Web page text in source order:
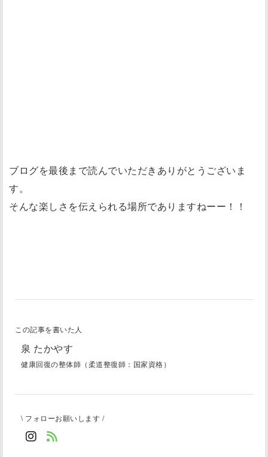
ブログを最後まで読んでいただきありがとうございま
す。
そんな楽しさを伝えられる場所でありますねーー！！
この記事を書いた人
泉 たかやす
健康回復の整体師（柔道整復師：国家資格）
\ フォローお願いします /